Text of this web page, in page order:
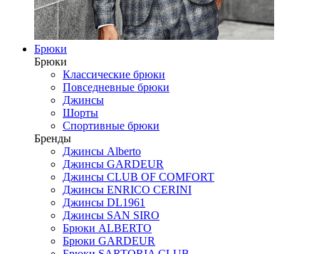
Брюки
Брюки
Классические брюки
Повседневные брюки
Джинсы
Шорты
Спортивные брюки
Бренды
Джинсы Alberto
Джинсы GARDEUR
Джинсы CLUB OF COMFORT
Джинсы ENRICO CERINI
Джинсы DL1961
Джинсы SAN SIRO
Брюки ALBERTO
Брюки GARDEUR